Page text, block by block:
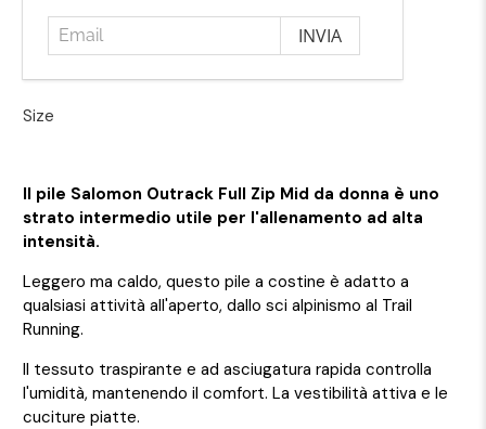
Size
Il pile Salomon Outrack Full Zip Mid da donna è uno
strato intermedio utile per l'allenamento ad alta
intensità.
Leggero ma caldo, questo pile a costine è adatto a
qualsiasi attività all'aperto, dallo sci alpinismo al Trail
Running.
Il tessuto traspirante e ad asciugatura rapida controlla
l'umidità, mantenendo il comfort. La vestibilità attiva e le
cuciture piatte.